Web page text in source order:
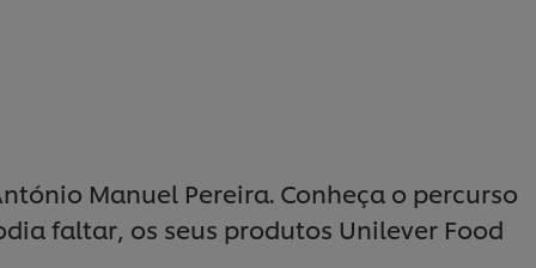
Manuel Pereira. Conheça o percurso
faltar, os seus produtos Unilever Food